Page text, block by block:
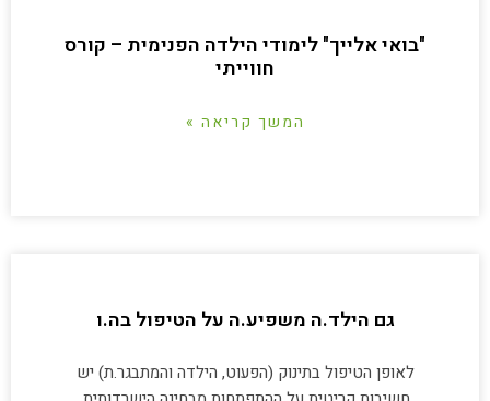
"בואי אלייך" לימודי הילדה הפנימית – קורס
חווייתי
המשך קריאה »
גם הילד.ה משפיע.ה על הטיפול בה.ו
לאופן הטיפול בתינוק (הפעוט, הילדה והמתבגר.ת) יש